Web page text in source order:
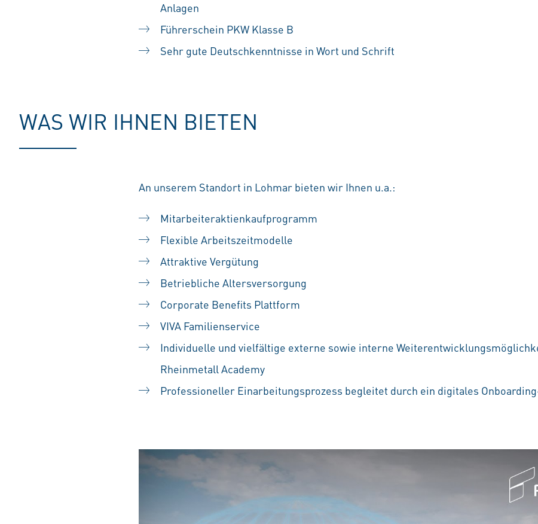
Anlagen
Führerschein PKW Klasse B
Sehr gute Deutschkenntnisse in Wort und Schrift
WAS WIR IHNEN BIETEN
An unserem Standort in Lohmar bieten wir Ihnen u.a.:
Mitarbeiteraktienkaufprogramm
Flexible Arbeitszeitmodelle
Attraktive Vergütung
Betriebliche Altersversorgung
Corporate Benefits Plattform
VIVA Familienservice
Individuelle und vielfältige externe sowie interne
Rheinmetall Academy
Professioneller Einarbeitungsprozess begleitet durch ein digitales